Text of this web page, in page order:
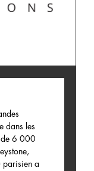
dans les
de 6 000
parisien a